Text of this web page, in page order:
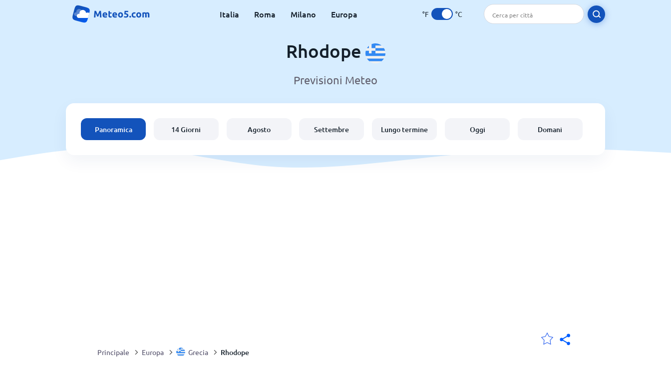
Italia Roma Milano Europa °F °C
Rhodope
Previsioni Meteo
Panoramica 14 Giorni Agosto Settembre Lungo termine Oggi Domani
Principale Europa Grecia Rhodope